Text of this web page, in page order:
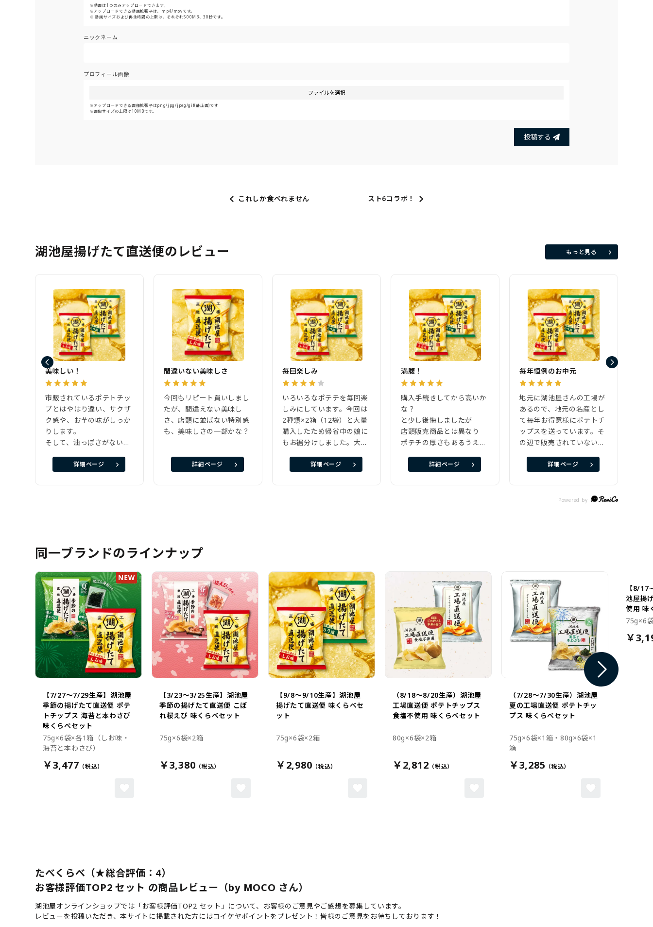
動画は1つのみアップロードできます。
アップロードできる動画拡張子は、mp4/movです。
動画サイズおよび再生時間の上限は、それぞれ500MB、30秒です。
ニックネーム
プロフィール画像
ファイルを選択
アップロードできる画像拡張子はpng/jpg/jpeg/gif(静止画)です
画像サイズの上限は10MBです。
投稿する
これしか食べれません スト6コラボ！
湖池屋揚げたて直送便のレビュー もっと見る
美味しい！
詳細ページ
市販されているポテトチッ
プとはやはり違い、サクザ
ク感や、お芋の味がしっか
りします。
そして、油っぽさがない！
間に一袋なくなってます！
間違いない美味しさ
詳細ページ
今回もリピート買いしまし
たが、間違えない美味し
さ、店頭に並ばない特別感
も、美味しさの一部かな？
毎回楽しみ
詳細ページ
いろいろなポテチを毎回楽
しみにしています。今回は
2種類×2箱（12袋）と大量
購入したため帰省中の娘に
もお裾分けしました。大変
満腹！
詳細ページ
購入手続きしてから高いか
な？
と少し後悔しましたが
店頭販売商品とは異なり
ポテチの厚さもあるうえに
大食漢の私が1回では食べ
毎年恒例のお中元
詳細ページ
地元に湖池屋さんの工場が
あるので、地元の名産とし
て毎年お得意様にポテトチ
ップスを送っています。そ
の辺で販売されていないの
入っております。お客様も
続けていきたいと思ってま
同一ブランドのラインナップ
【7/27～7/29生産】湖池屋
季節の揚げたて直送便 ポテ
トチップス 海苔と本わさび
味くらべセット
75g×6袋×各1箱（しお味・
海苔と本わさび）
￥3,477
【3/23～3/25生産】湖池屋
季節の揚げたて直送便 こぼ
れ桜えび 味くらべセット
75g×6袋×2箱
￥3,380
【9/8～9/10生産】湖池屋
揚げたて直送便 味くらべセ
ット
75g×6袋×2箱
￥2,980
（8/18～8/20生産）湖池屋
工場直送便 ポテトチップス
食塩不使用 味くらべセット
80g×6袋×2箱
￥2,812
（7/28～7/30生産）湖池屋
夏の工場直送便 ポテトチッ
プス 味くらべセット
75g×6袋×1箱・80g×6袋×1
箱
￥3,285
【8/
池屋揚
使用 味
75g×6
￥
たべくらべ（★総合評価：4）
お客様評価TOP2 セット の商品レビュー（by MOCO さん）
湖池屋オンラインショップでは「お客様評価TOP2 セット」について、お客様のご意見やご感想を募集しています。
レビューを投稿いただき、本サイトに掲載された方にはコイケヤポイントをプレゼント！皆様のご意見をお待ちしております！